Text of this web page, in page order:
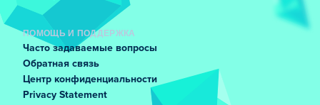
ПОМОЩЬ И ПОДДЕРЖКА
Часто задаваемые вопросы
Обратная связь
Центр конфиденциальности
Privacy Statement